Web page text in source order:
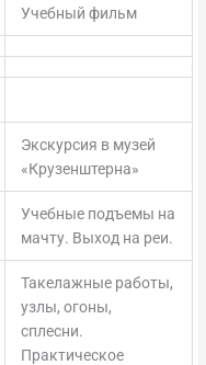
Учебный фильм
Экскурсия в музей
«Крузенштерна»
Учебные подъемы на
мачту. Выход на реи.
Такелажные работы,
узлы, огоны,
сплесни.
Практическое